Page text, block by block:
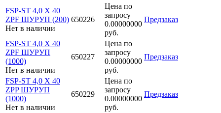
FSP-ST 4,0 X 40
ZPF ШУРУП (200)
Нет в наличии
650226
Цена по
запросу
0.00000000
руб.
Предзаказ
FSP-ST 4,0 X 40
ZPF ШУРУП
(1000)
Нет в наличии
650227
Цена по
запросу
0.00000000
руб.
Предзаказ
FSP-ST 4,0 X 40
ZPP ШУРУП
(1000)
Нет в наличии
650229
Цена по
запросу
0.00000000
руб.
Предзаказ